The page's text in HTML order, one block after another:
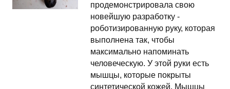
продемонстрировала свою
новейшую разработку -
роботизированную руку, которая
выполнена так, чтобы
максимально напоминать
человеческую. У этой руки есть
мышцы, которые покрыты
синтетической кожей. Мышцы